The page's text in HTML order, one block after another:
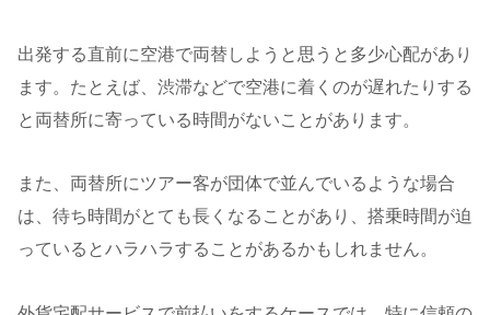
出発する直前に空港で両替しようと思うと多少心配があり
ます。たとえば、渋滞などで空港に着くのが遅れたりする
と両替所に寄っている時間がないことがあります。
また、両替所にツアー客が団体で並んでいるような場合
は、待ち時間がとても長くなることがあり、搭乗時間が迫
っているとハラハラすることがあるかもしれません。